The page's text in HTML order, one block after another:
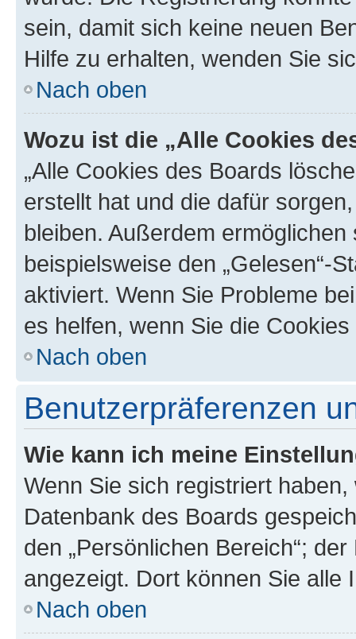
sein, damit sich keine neuen
Hilfe zu erhalten, wenden Sie
Nach oben
Wozu ist die „Alle Cookies
„Alle Cookies des Boards
erstellt hat und die dafür
bleiben. Außerdem
beispielsweise den „Gelesen“-
aktiviert. Wenn Sie Probleme
es helfen, wenn Sie die
Nach oben
Benutzerpräferenzen
Wie kann ich meine
Wenn Sie sich registriert
Datenbank des Boards
den „Persönlichen Bereich“;
angezeigt. Dort können Sie alle
Nach oben